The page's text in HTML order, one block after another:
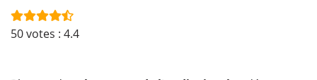
50votes : 4.4